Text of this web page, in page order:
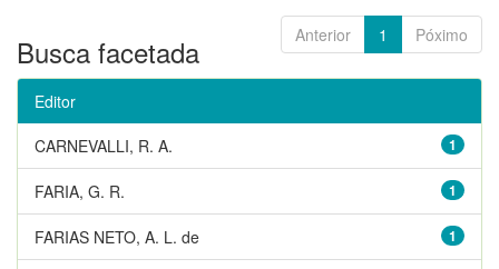
Anterior 1 Póximo
Busca facetada
Editor
1
CARNEVALLI, R. A.
1
FARIA, G. R.
1
FARIAS NETO, A. L. de